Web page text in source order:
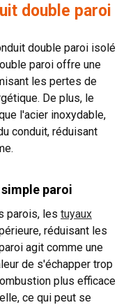
double paroi
double paroi isolé
paroi offre une
les pertes de
De plus, le
l'acier inoxydable,
conduit, réduisant
paroi
parois, les tuyaux
réduisant les
agit comme une
de s'échapper trop
plus efficace
ce qui peut se